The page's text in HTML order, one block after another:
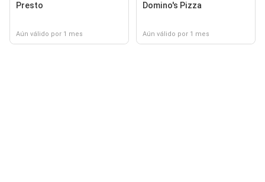
Presto
Aún válido por 1 mes
Domino's Pizza
Aún válido por 1 mes